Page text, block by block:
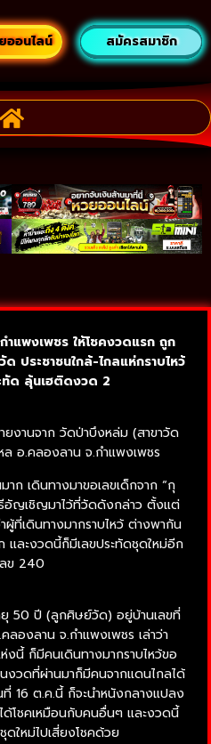
ออนไลน์ สมัครสมาชิก
ำแพงเพชร ให้โชคงวดแรก ถูก
ประชาชนใกล้-ไกลแห่กราบไหว้
ทัด ลุ้นเฮติดงวด 2
ยงานจาก วัดป่าบึงหล่ม (สาขาวัด
ล อ.คลองลาน จ.กำแพงเพชร
าก เดินทางมาขอเลขเด็กจาก “กุ
ธีอัญเชิญมาไว้ที่วัดดังกล่าว ตั้งแต่
ที่เดินทางมากราบไหว้ ต่างพากัน
และงวดนี้ก็มีเลขประทัดชุดใหม่อีก
ข 240
50 ปี (ลูกศิษย์วัด) อยู่บ้านเลขที่
องลาน จ.กำแพงเพชร เล่าว่า
งนี้ ก็มีคนเดินทางมากราบไหว้ขอ
งวดที่ผ่านมาก็มีคนจากแดนไกลได้
ที่ 16 ต.ค.นี้ ก็จะนำหนังกลางแปลง
โชคเหมือนกับคนอื่นๆ และงวดนี้
ดใหม่ไปเสี่ยงโชคด้วย